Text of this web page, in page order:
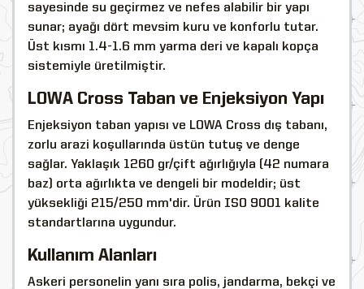
sayesinde su geçirmez ve nefes alabilir bir yapı
sunar; ayağı dört mevsim kuru ve konforlu tutar.
Üst kısmı 1.4-1.6 mm yarma deri ve kapalı kopça
sistemiyle üretilmiştir.
LOWA Cross Taban ve Enjeksiyon Yapı
Enjeksiyon taban yapısı ve LOWA Cross dış tabanı,
zorlu arazi koşullarında üstün tutuş ve denge
sağlar. Yaklaşık 1260 gr/çift ağırlığıyla (42 numara
baz) orta ağırlıkta ve dengeli bir modeldir; üst
yüksekliği 215/250 mm'dir. Ürün ISO 9001 kalite
standartlarına uygundur.
Kullanım Alanları
Askeri personelin yanı sıra polis, jandarma, bekçi ve